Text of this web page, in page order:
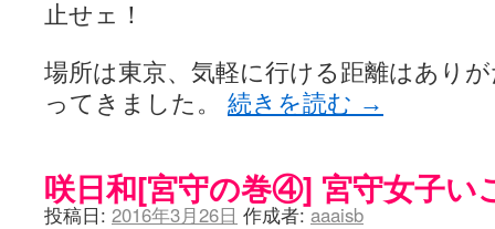
止せェ！
場所は東京、気軽に行ける距離はあり
ってきました。 続きを読む →
咲日和[宮守の巻④] 宮守女子い
投稿日: 2016年3月26日 作成者: aaaisb